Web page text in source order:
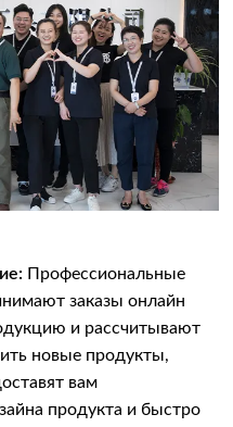
Профессиональные
заказы онлайн
и рассчитывают
новые продукты,
вам
продукта и быстро